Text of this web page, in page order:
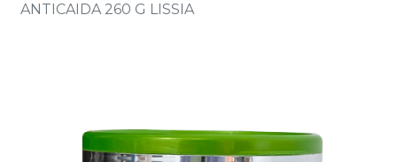
ANTICAIDA 260 G LISSIA